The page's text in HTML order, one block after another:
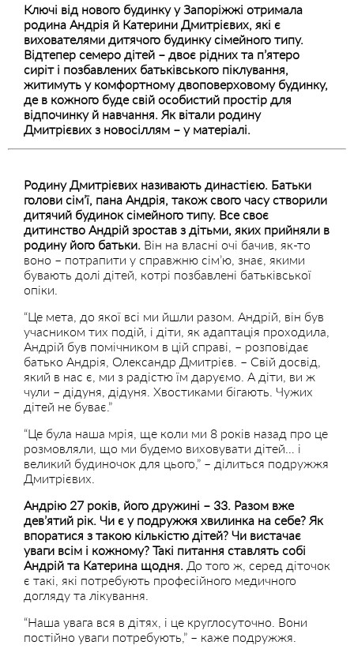
Ключі від нового будинку у Запоріжжі отримала
родина Андрія й Катерини Дмитрієвих, які є
вихователями дитячого будинку сімейного типу.
Відтепер семеро дітей – двоє рідних та п’ятеро
сиріт і позбавлених батьківського піклування,
житимуть у комфортному двоповерховому будинку,
де в кожного буде свій особистий простір для
відпочинку й навчання. Як вітали родину
Дмитрієвих з новосіллям – у матеріалі.
Родину Дмитрієвих називають династією. Батьки
голови сім’ї, пана Андрія, також свого часу створили
дитячий будинок сімейного типу. Все своє
дитинство Андрій зростав з дітьми, яких прийняли в
родину його батьки. Він на власні очі бачив, як-то
воно – потрапити у справжню сім’ю, знає, якими
бувають долі дітей, котрі позбавлені батьківської
опіки.
“Це мета, до якої всі ми йшли разом. Андрій, він був
учасником тих подій, і діти, як адаптація проходила,
Андрій був помічником в цій справі, – розповідає
батько Андрія, Олександр Дмитрієв. – Свій досвід,
який в нас є, ми з радістю їм даруємо. А діти, ви ж
чули – дідуня, дідуня. Хвостиками бігають. Чужих
дітей не буває.”
“Це була наша мрія, ще коли ми 8 років назад про це
розмовляли, що ми будемо виховувати дітей… і
великий будиночок для цього,” – ділиться подружжя
Дмитрієвих.
Андрію 27 років, його дружині – 33. Разом вже
дев’ятий рік. Чи є у подружжя хвилинка на себе? Як
впоратися з такою кількістю дітей? Чи вистачає
уваги всім і кожному? Такі питання ставлять собі
Андрій та Катерина щодня. До того ж, серед діточок
є такі, які потребують професійного медичного
догляду та лікування.
“Наша увага вся в дітях, і це круглосуточно. Вони
постійно уваги потребують,” – каже подружжя.